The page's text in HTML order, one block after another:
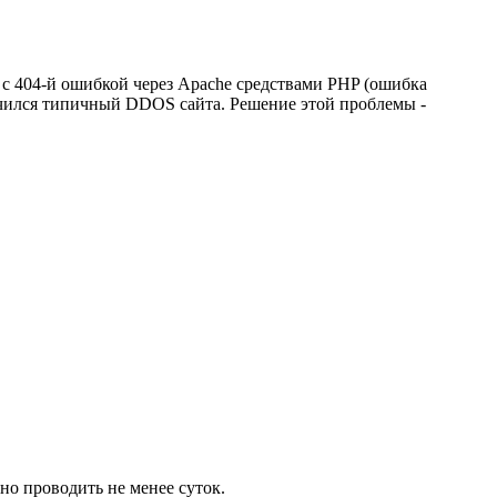
й ошибкой через Apache средствами PHP (ошибка
типичный DDOS сайта. Решение этой проблемы -
проводить не менее суток.